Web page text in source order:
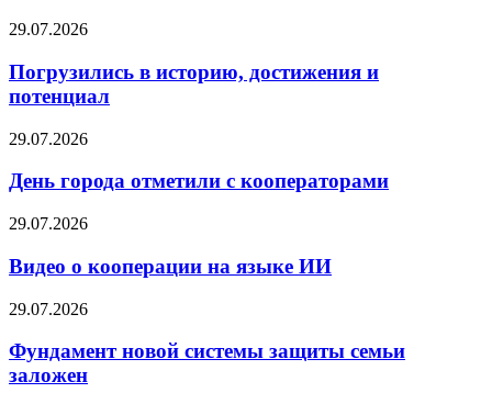
29.07.2026
Погрузились в историю, достижения и
потенциал
29.07.2026
День города отметили с кооператорами
29.07.2026
Видео о кооперации на языке ИИ
29.07.2026
Фундамент новой системы защиты семьи
заложен